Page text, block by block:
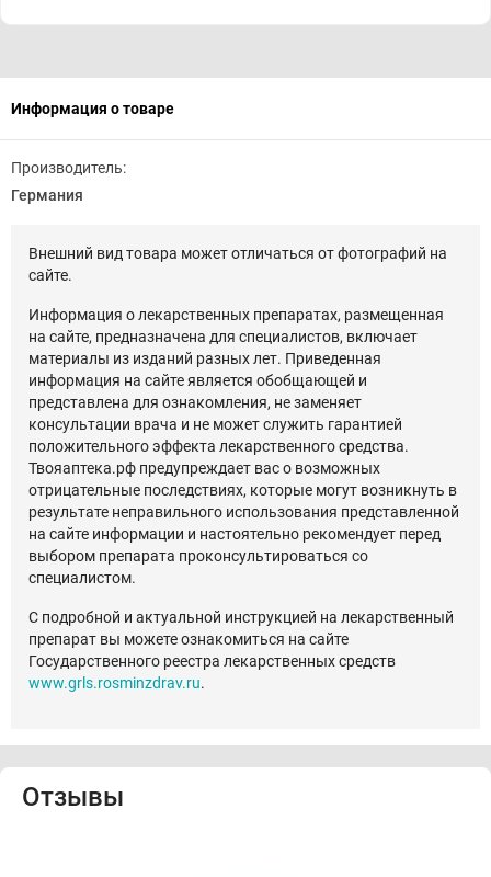
Информация о товаре
Производитель:
Германия
Внешний вид товара может отличаться от фотографий на
сайте.
Информация о лекарственных препаратах, размещенная
на сайте, предназначена для специалистов, включает
материалы из изданий разных лет. Приведенная
информация на сайте является обобщающей и
представлена для ознакомления, не заменяет
консультации врача и не может служить гарантией
положительного эффекта лекарственного средства.
Твояаптека.рф предупреждает вас о возможных
отрицательные последствиях, которые могут возникнуть в
результате неправильного использования представленной
на сайте информации и настоятельно рекомендует перед
выбором препарата проконсультироваться со
специалистом.
С подробной и актуальной инструкцией на лекарственный
препарат вы можете ознакомиться на сайте
Государственного реестра лекарственных средств
www.grls.rosminzdrav.ru.
Отзывы